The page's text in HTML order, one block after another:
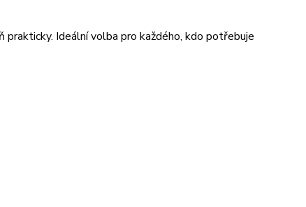
Ideální volba pro každého, kdo potřebuje